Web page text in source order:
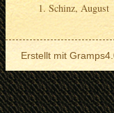
Schinz, August
Erstellt mit Gramps